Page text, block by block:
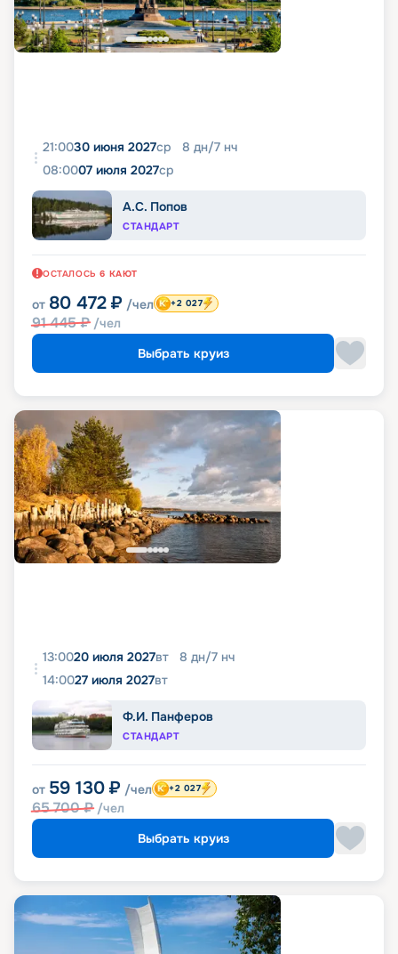
21:0030 июня 2027ср 8 дн/7 нч
08:0007 июля 2027ср
А.С. Попов
СТАНДАРТ
ОСТАЛОСЬ 6 КАЮТ
от 80 472 ₽ /чел
91 445₽ /чел
+2 027
Выбрать круиз
13:0020 июля 2027вт 8 дн/7 нч
14:0027 июля 2027вт
Ф.И. Панферов
СТАНДАРТ
от 59 130 ₽ /чел
65 700₽ /чел
+2 027
Выбрать круиз